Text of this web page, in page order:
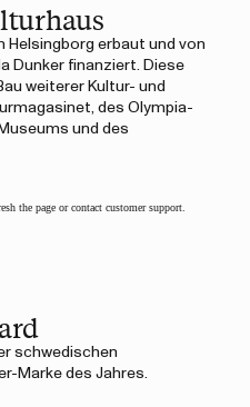
Helsingborg erbaut und von
Dunker finanziert. Diese
weiterer Kultur- und
des Olympia-
und des
the page or contact customer support.
schwedischen
Marke des Jahres.